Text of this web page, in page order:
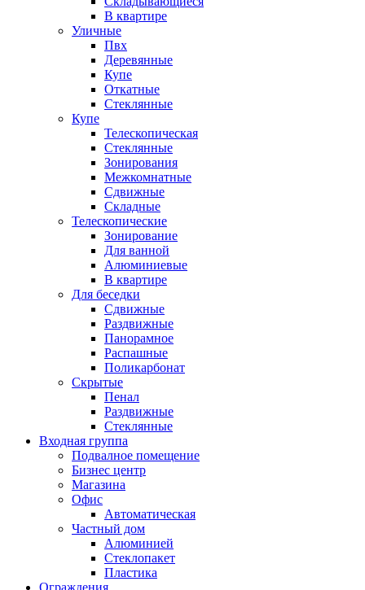
В квартире
Уличные
Пвх
Деревянные
Купе
Откатные
Стеклянные
Купе
Телескопическая
Стеклянные
Зонирования
Межкомнатные
Сдвижные
Складные
Телескопические
Зонирование
Для ванной
Алюминиевые
В квартире
Для беседки
Сдвижные
Раздвижные
Панорамное
Распашные
Поликарбонат
Скрытые
Пенал
Раздвижные
Стеклянные
Входная группа
Подвалное помещение
Бизнес центр
Магазина
Офис
Автоматическая
Частный дом
Алюминией
Стеклопакет
Пластика
Ограждения